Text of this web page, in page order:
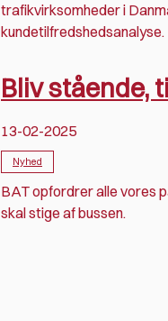
trafikvirksomheder i
kundetilfredshedsanalyse.
Bliv stående,
13-02-2025
Nyhed
BAT opfordrer alle vores
skal stige af bussen.